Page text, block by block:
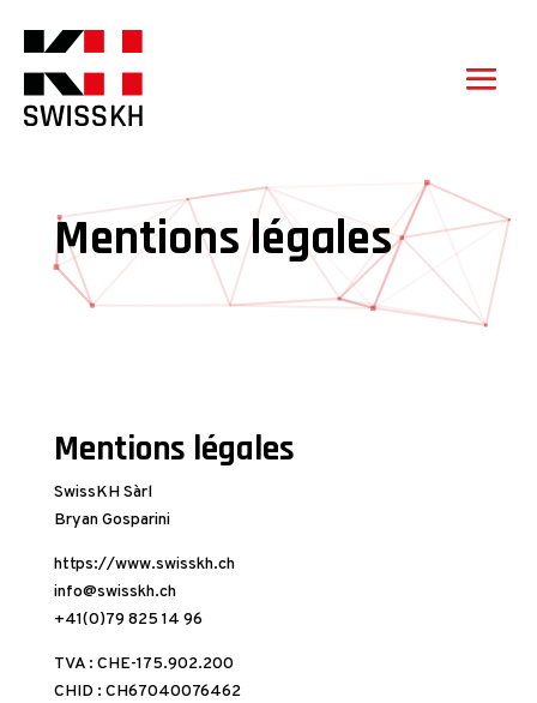
Mentions légales
Mentions légales
SwissKH Sàrl
Bryan Gosparini
https://www.swisskh.ch
info@swisskh.ch
+41(0)79 825 14 96
TVA : CHE-175.902.200
CHID : CH67040076462